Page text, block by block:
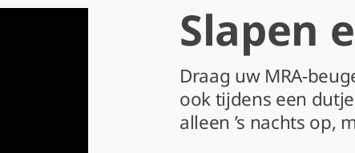
Slapen
Draag uw MRA-
ook tijdens een
alleen ’s nachts op,